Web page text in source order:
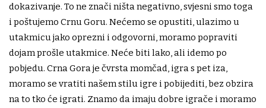
dokazivanje. To ne znači ništa negativno, svjesni smo toga
i poštujemo Crnu Goru. Nećemo se opustiti, ulazimo u
utakmicu jako oprezni i odgovorni, moramo popraviti
dojam prošle utakmice. Neće biti lako, ali idemo po
pobjedu. Crna Gora je čvrsta momčad, igra s pet iza,
moramo se vratiti našem stilu igre i pobijediti, bez obzira
na to tko će igrati. Znamo da imaju dobre igrače i moramo